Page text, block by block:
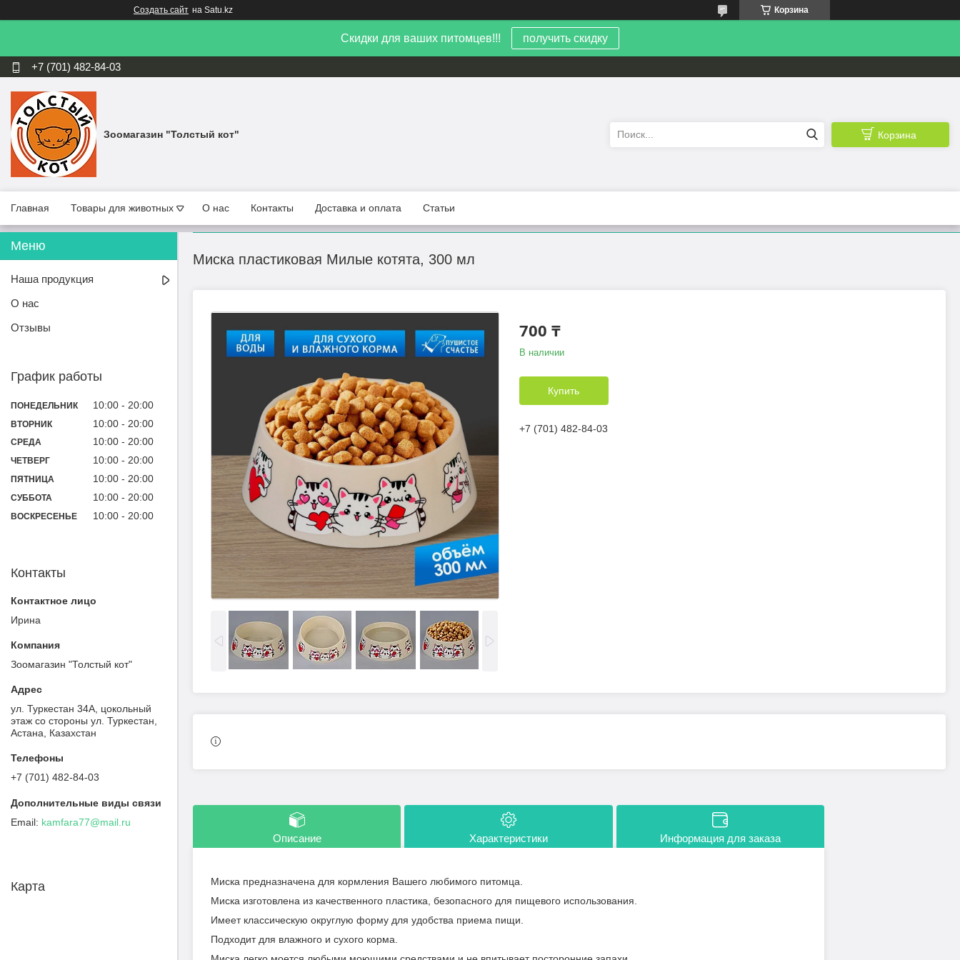
Создать сайт на Satu.kz Корзина
Скидки для ваших питомцев!!! получить скидку
+7 (701) 482-84-03
Зоомагазин "Толстый кот" Корзина
Главная Товары для животных О нас Контакты Доставка и оплата Статьи
Миска пластиковая Милые котята, 300 мл
700 ₸
В наличии
Купить
+7 (701) 482-84-03
Описание Характеристики Информация для заказа
Миска предназначена для кормления Вашего любимого питомца.
Миска изготовлена из качественного пластика, безопасного для пищевого использования.
Имеет классическую округлую форму для удобства приема пищи.
Подходит для влажного и сухого корма.
Наша продукция
О нас
Отзывы
График работы
ПОНЕДЕЛЬНИК 10:00 20:00
ВТОРНИК 10:00 20:00
СРЕДА 10:00 20:00
ЧЕТВЕРГ 10:00 20:00
ПЯТНИЦА 10:00 20:00
СУББОТА 10:00 20:00
ВОСКРЕСЕНЬЕ 10:00 20:00
Контакты
Ирина
Зоомагазин "Толстый кот"
ул. Туркестан 34А, цокольный
этаж со стороны ул. Туркестан,
Астана, Казахстан
+7 (701) 482-84-03
kamfara77@mail.ru
Карта